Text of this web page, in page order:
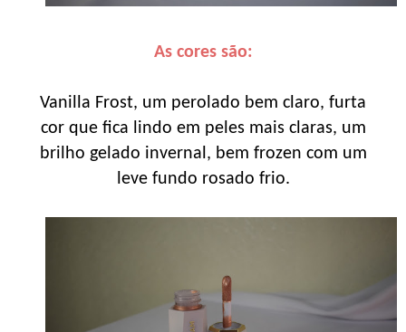
As cores são:
Vanilla Frost, um perolado bem claro, furta
cor que fica lindo em peles mais claras, um
brilho gelado invernal, bem frozen com um
leve fundo rosado frio.